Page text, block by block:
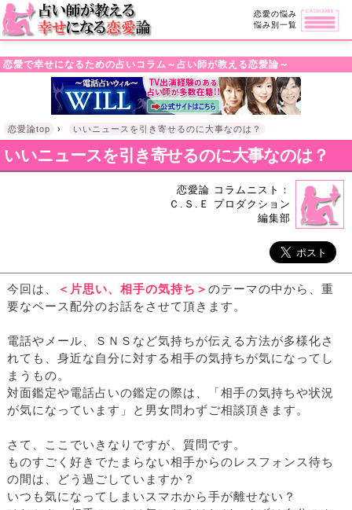
・!DOCTYPE html>l
恋愛の悩み
悩み別一覧
恋愛で幸せになるための占いコラム～占い師が教える恋愛論～
恋愛論top › いいニュースを引き寄せるのに大事なのは？
いいニュースを引き寄せるのに大事なのは？
恋愛論 コラムニスト：
Ｃ.Ｓ.Ｅ プロダクション
編集部
今回は、 ＜片思い、相手の気持ち＞ のテーマの中から、重
要なペース配分のお話をさせて頂きます。
電話やメール、ＳＮＳなど気持ちが伝える方法が多様化さ
れても、身近な自分に対する相手の気持ちが気になってし
まうもの。
対面鑑定や電話占いの鑑定の際は、「相手の気持ちや状況
が気になっています」と男女問わずご相談頂きます。
さて、ここでいきなりですが、質問です。
ものすごく好きでたまらない相手からのレスフォンス待ち
の間は、どう過ごしていますか？
いつも気になってしまいスマホから手が離せない？